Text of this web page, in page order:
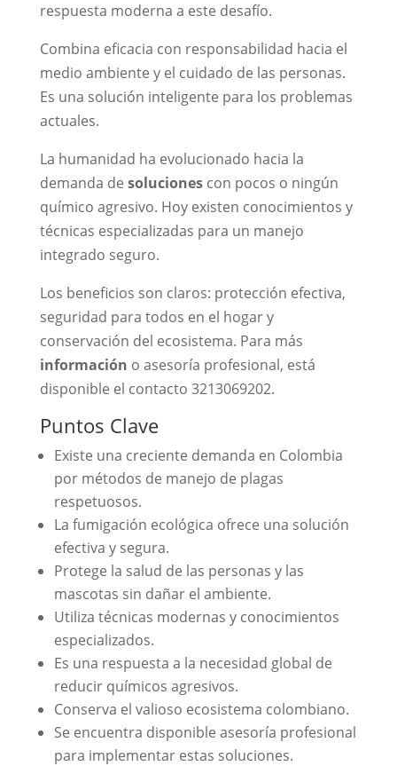
respuesta moderna a este desafío.
Combina eficacia con responsabilidad hacia el
medio ambiente y el cuidado de las personas.
Es una solución inteligente para los problemas
actuales.
La humanidad ha evolucionado hacia la
demanda de solucionescon pocos o ningún
químico agresivo. Hoy existen conocimientos y
técnicas especializadas para un manejo
integrado seguro.
Los beneficios son claros: protección efectiva,
seguridad para todos en el hogar y
conservación del ecosistema. Para más
información o asesoría profesional, está
disponible el contacto 3213069202.
Puntos Clave
Existe una creciente demanda en Colombia
por métodos de manejo de plagas
respetuosos.
La fumigación ecológica ofrece una solución
efectiva y segura.
Protege la salud de las personas y las
mascotas sin dañar el ambiente.
Utiliza técnicas modernas y conocimientos
especializados.
Es una respuesta a la necesidad global de
reducir químicos agresivos.
Conserva el valioso ecosistema colombiano.
Se encuentra disponible asesoría profesional
para implementar estas soluciones.